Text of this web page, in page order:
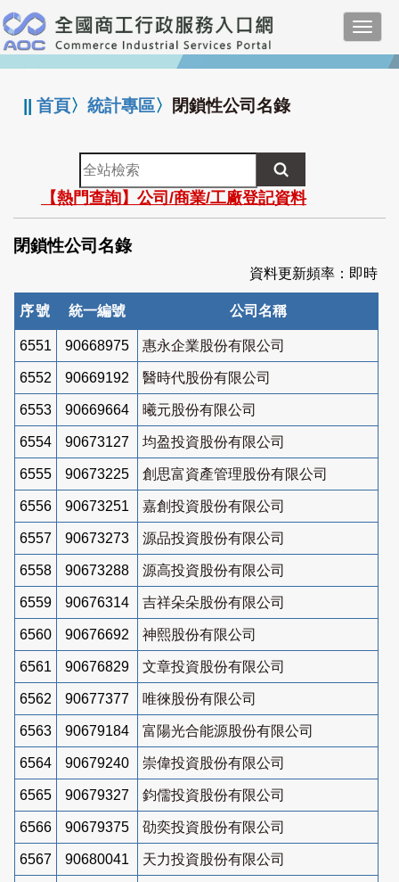
跳
到
主
要
:::
||首頁〉統計專區〉 閉鎖性公司名錄
全
站
檢
索
【熱門查詢】公司/商業/工廠登記資料
閉鎖性公司名錄
資料更新頻率：即時
序號 統一編號 公司名稱
6551 90668975 惠永企業股份有限公司
6552 90669192 醫時代股份有限公司
6553 90669664 曦元股份有限公司
6554 90673127 均盈投資股份有限公司
6555 90673225 創思富資產管理股份有限公司
6556 90673251 嘉創投資股份有限公司
6557 90673273 源品投資股份有限公司
6558 90673288 源高投資股份有限公司
6559 90676314 吉祥朵朵股份有限公司
6560 90676692 神熙股份有限公司
6561 90676829 文章投資股份有限公司
6562 90677377 唯徠股份有限公司
6563 90679184 富陽光合能源股份有限公司
6564 90679240 崇偉投資股份有限公司
6565 90679327 鈞儒投資股份有限公司
6566 90679375 劭奕投資股份有限公司
6567 90680041 天力投資股份有限公司